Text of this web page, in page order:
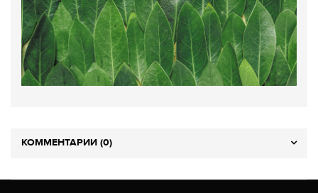
КОММЕНТАРИИ (0)